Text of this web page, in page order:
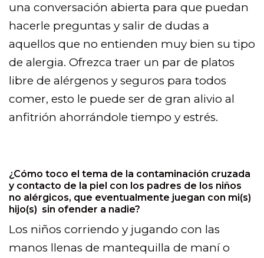
una conversación abierta para que puedan
hacerle preguntas y salir de dudas a
aquellos que no entienden muy bien su tipo
de alergia. Ofrezca traer un par de platos
libre de alérgenos y seguros para todos
comer, esto le puede ser de gran alivio al
anfitrión ahorrándole tiempo y estrés.
¿Cómo toco el tema de la contaminación cruzada
y contacto de la piel con los padres de los niños
no alérgicos, que eventualmente juegan con mi(s)
hijo(s) sin ofender a nadie?
Los niños corriendo y jugando con las
manos llenas de mantequilla de maní o